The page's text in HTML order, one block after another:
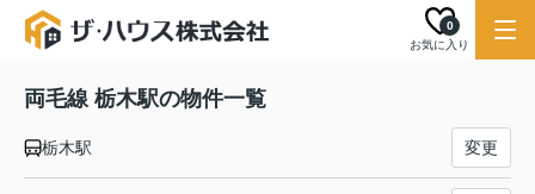
お気に入り
0
両毛線 栃木駅の物件一覧
栃木駅 変更